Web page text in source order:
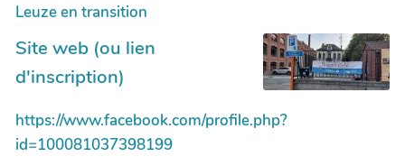
Leuze en transition
Site web (ou lien
d'inscription)
https://www.facebook.com/profile.php?
id=100081037398199